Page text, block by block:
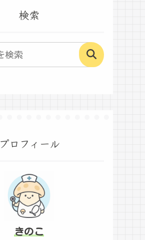
検索
プロフィール
きのこ